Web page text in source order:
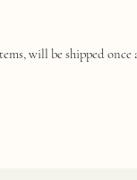
will be shipped once